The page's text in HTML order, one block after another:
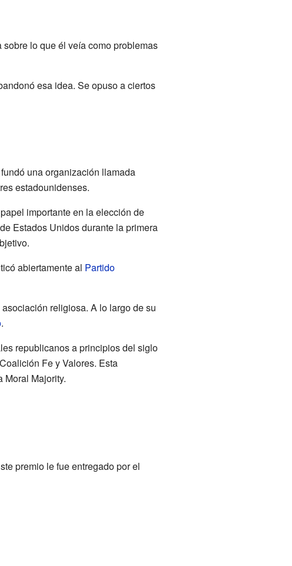
lo que él veía como problemas
esa idea. Se opuso a ciertos
una organización llamada
estadounidenses.
importante en la elección de
Estados Unidos durante la primera
abiertamente al Partido
religiosa. A lo largo de su
.
republicanos a principios del siglo
Fe y Valores. Esta
Moral Majority.
premio le fue entregado por el